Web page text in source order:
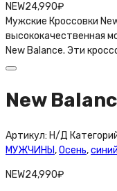
NEW24,990₽
Мужские Кроссовки
высококачественная
New Balance. Эти
New
Артикул: Н/Д
МУЖЧИНЫ ,Осень,синий
NEW24,990₽